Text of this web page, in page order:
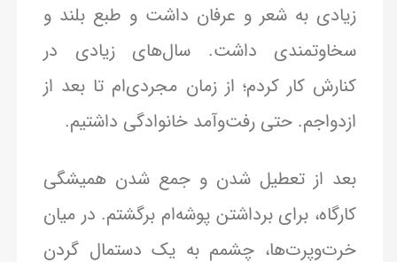
زیادی به شعر و عرفان داشت و طبع بلند و
سخاوتمندی داشت. سال‌های زیادی در
کنارش کار کردم؛ از زمان مجردی‌ام تا بعد از
ازدواجم. حتی رفت‌وآمد خانوادگی داشتیم.
بعد از تعطیل شدن و جمع شدن همیشگی
کارگاه، برای برداشتن پوشه‌ام برگشتم. در میان
خرت‌وپرت‌ها، چشمم به یک دستمال گردن